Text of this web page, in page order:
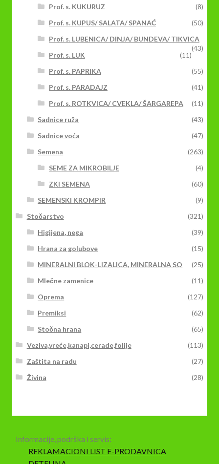
Prof. s. KUKURUZ
(8)
Prof. s. KUPUS/ SALATA/ SPANAĆ
(50)
Prof. s. LUBENICA/ DINJA/ BUNDEVA/ TIKVICA
(43)
Prof. s. LUK
(11)
Prof. s. PAPRIKA
(55)
Prof. s. PARADAJZ
(41)
Prof. s. ROTKVICA/ CVEKLA/ ŠARGAREPA
(11)
Sadnice ruža
(43)
Sadnice voća
(47)
Semena
(263)
SEME ZA MIKROBILJE
(4)
ZKI SEMENA
(60)
SEMENSKI KROMPIR
(9)
Stočarstvo
(321)
Higijena, nega
(39)
Hrana za golubove
(15)
MINERALNI BLOK-LIZALICA, MINERALNA SO
(25)
Mlečne zamenice
(11)
Oprema
(127)
Premiksi
(62)
Stočna hrana
(65)
Veziva,vreće,kanapi,cerade,folije
(113)
Zaštita na radu
(27)
Živina
(28)
Informacije, podrška i servis:
REKLAMACIONI LIST E-PRODAVNICA